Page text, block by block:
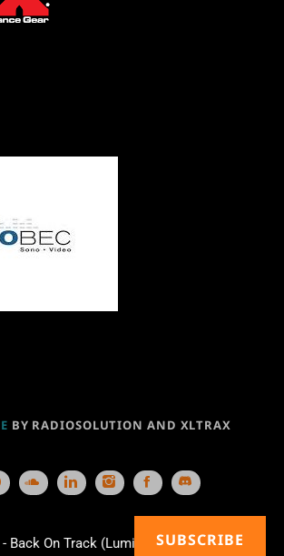
On Track (Lumiarium Mix)
BY RADIOSOLUTION AND XLTRAX
SUBSCRIBE